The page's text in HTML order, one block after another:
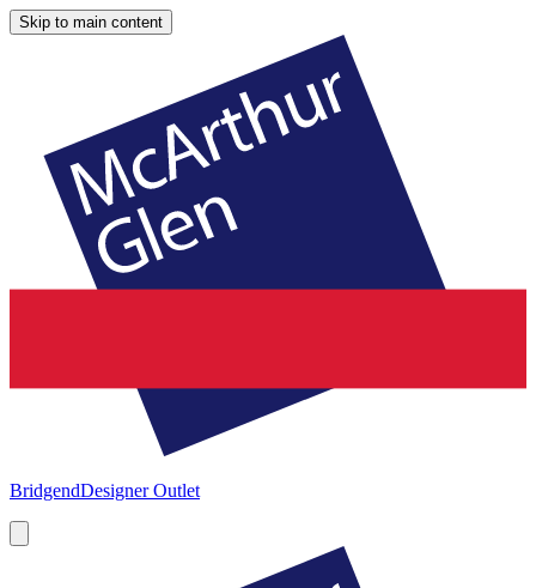
Skip to main content
BridgendDesigner Outlet